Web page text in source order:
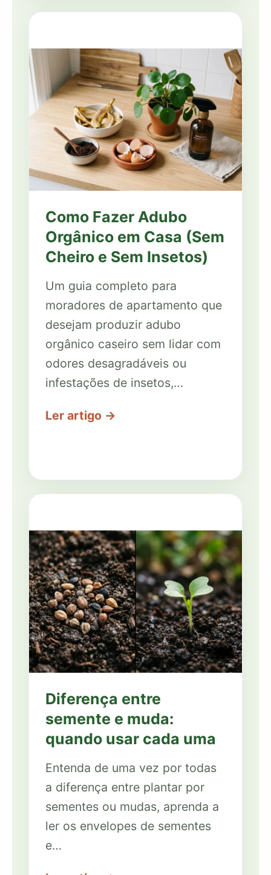
Como Fazer Adubo
Orgânico em Casa (Sem
Cheiro e Sem Insetos)
Um guia completo para
moradores de apartamento que
desejam produzir adubo
orgânico caseiro sem lidar com
odores desagradáveis ou
infestações de insetos,…
Ler artigo →
Diferença entre
semente e muda:
quando usar cada uma
Entenda de uma vez por todas
a diferença entre plantar por
sementes ou mudas, aprenda a
ler os envelopes de sementes
e…